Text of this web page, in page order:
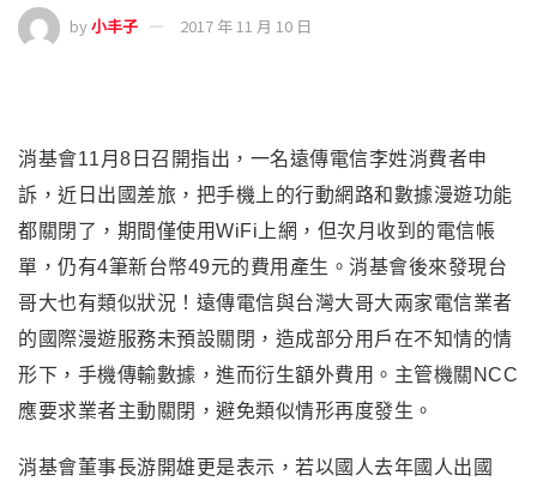
by小丰子 2017 年 11 月 10 日
消基會11月8日召開指出，一名遠傳電信李姓消費者申
訴，近日出國差旅，把手機上的行動網路和數據漫遊功能
都關閉了，期間僅使用WiFi上網，但次月收到的電信帳
單，仍有4筆新台幣49元的費用產生。消基會後來發現台
哥大也有類似狀況！遠傳電信與台灣大哥大兩家電信業者
的國際漫遊服務未預設關閉，造成部分用戶在不知情的情
形下，手機傳輸數據，進而衍生額外費用。主管機關NCC
應要求業者主動關閉，避免類似情形再度發生。
消基會董事長游開雄更是表示，若以國人去年國人出國